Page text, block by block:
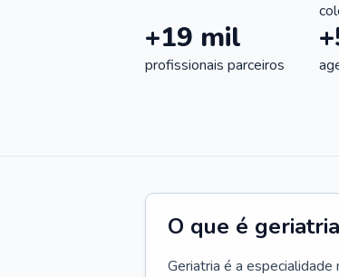
+19 mil
profissionais parceiros
O que é
Geriatria é a